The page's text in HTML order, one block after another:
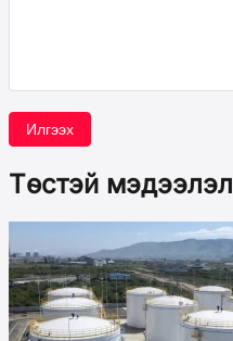
Илгээх
Төстэй мэдээлэл